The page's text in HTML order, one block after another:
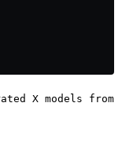
X models from